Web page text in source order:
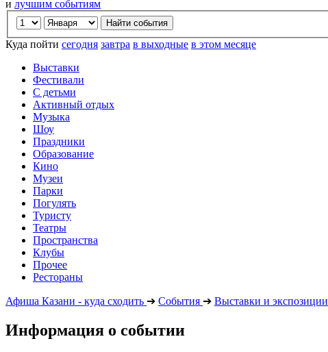
и лучшим событиям
Куда пойти сегодня завтра в выходные в этом месяце
Выставки
Фестивали
С детьми
Активный отдых
Музыка
Шоу
Праздники
Образование
Кино
Музеи
Парки
Погулять
Туристу
Театры
Пространства
Клубы
Прочее
Рестораны
Афиша Казани - куда сходить ➔ События ➔ Выставки и экспозиции
Информация о событии